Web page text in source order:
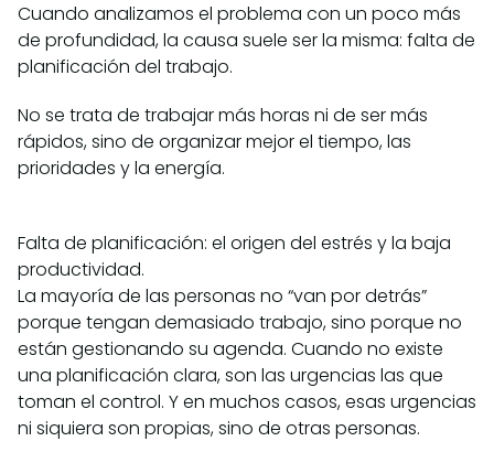
Cuando analizamos el problema con un poco más
de profundidad, la causa suele ser la misma: falta de
planificación del trabajo.
No se trata de trabajar más horas ni de ser más
rápidos, sino de organizar mejor el tiempo, las
prioridades y la energía.
Falta de planificación: el origen del estrés y la baja
productividad.
La mayoría de las personas no “van por detrás”
porque tengan demasiado trabajo, sino porque no
están gestionando su agenda. Cuando no existe
una planificación clara, son las urgencias las que
toman el control. Y en muchos casos, esas urgencias
ni siquiera son propias, sino de otras personas.